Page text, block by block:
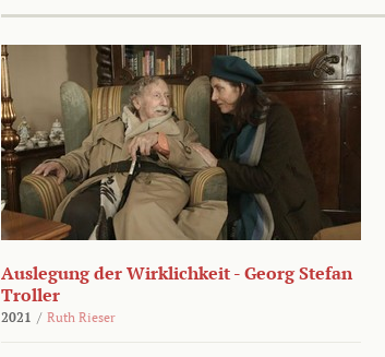
Auslegung der Wirklichkeit - Georg Stefan
Troller
2021 / Ruth Rieser